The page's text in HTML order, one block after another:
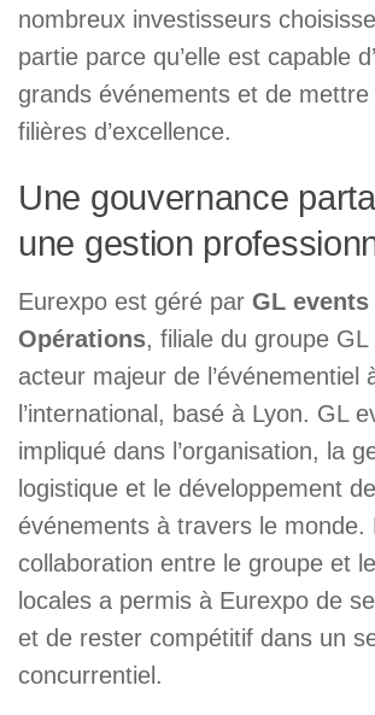
nombreux investisseurs
partie parce qu’elle est capable
grands événements et de
filières d’excellence.
Une gouvernance
une gestion
Eurexpo est géré par GL
Opérations, filiale du groupe GL
acteur majeur de l’événementiel
l’international, basé à Lyon. GL
impliqué dans l’organisation, la
logistique et le développement
événements à travers le monde.
collaboration entre le groupe et
locales a permis à Eurexpo de
et de rester compétitif dans un
concurrentiel.